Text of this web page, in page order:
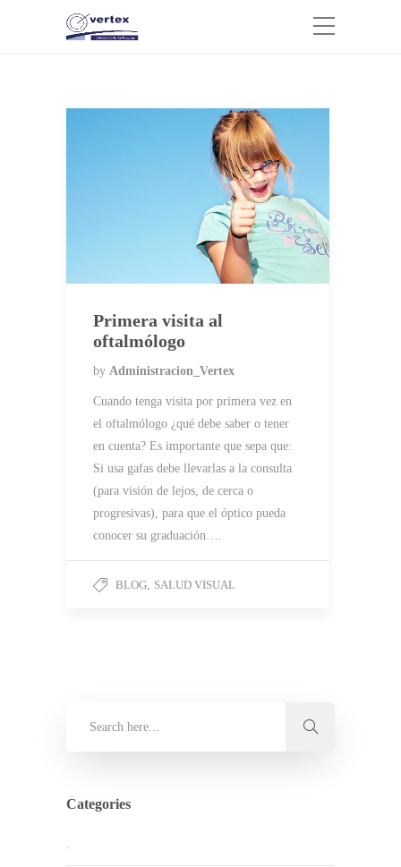
Primera visita al
oftalmólogo
by Administracion_Vertex
Cuando tenga visita por primera vez en
el oftalmólogo ¿qué debe saber o tener
en cuenta? Es importante que sepa que:
Si usa gafas debe llevarlas a la consulta
(para visión de lejos, de cerca o
progresivas), para que el óptico pueda
conocer su graduación….
BLOG SALUD VISUAL
Categories